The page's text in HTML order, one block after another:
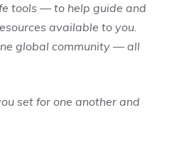
tools — to help guide and
available to you.
global community — all
set for one another and